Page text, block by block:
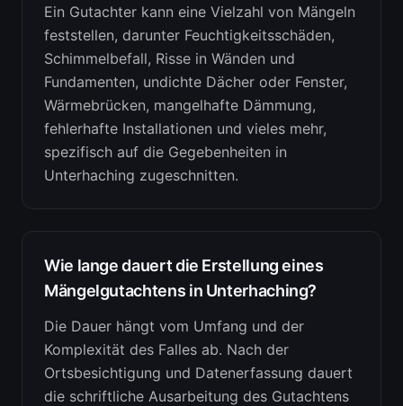
Ein Gutachter kann eine Vielzahl von Mängeln
feststellen, darunter Feuchtigkeitsschäden,
Schimmelbefall, Risse in Wänden und
Fundamenten, undichte Dächer oder Fenster,
Wärmebrücken, mangelhafte Dämmung,
fehlerhafte Installationen und vieles mehr,
spezifisch auf die Gegebenheiten in
Unterhaching zugeschnitten.
Wie lange dauert die Erstellung eines
Mängelgutachtens in Unterhaching?
Die Dauer hängt vom Umfang und der
Komplexität des Falles ab. Nach der
Ortsbesichtigung und Datenerfassung dauert
die schriftliche Ausarbeitung des Gutachtens